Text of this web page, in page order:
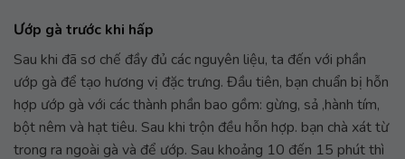
Ướp gà trước khi hấp
Sau khi đã sơ chế đầy đủ các nguyên liệu, ta đến với phần
ướp gà để tạo hương vị đặc trưng. Đầu tiên, bạn chuẩn bị hỗn
hợp ướp gà với các thành phần bao gồm: gừng, sả ,hành tím,
bột nêm và hạt tiêu. Sau khi trộn đều hỗn hợp. bạn chà xát từ
trong ra ngoài gà và để ướp. Sau khoảng 10 đến 15 phút thì